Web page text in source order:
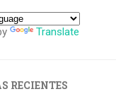
Translate
RECIENTES